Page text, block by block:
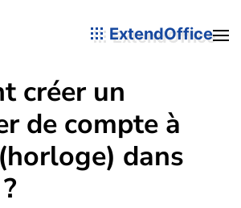
ExtendOffice
créer un
de compte à
dans